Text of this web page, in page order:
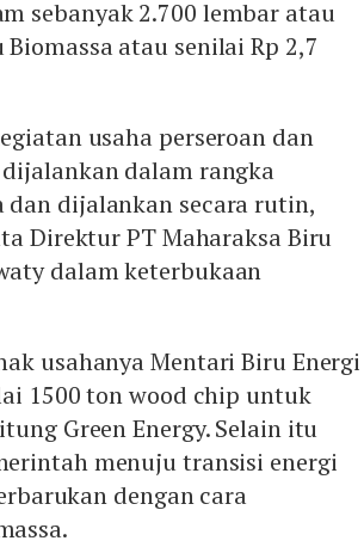
sebanyak 2.700 lembar atau
atau senilai Rp 2,7
usaha perseroan dan
dalam rangka
dan dijalankan secara rutin,
Direktur PT Maharaksa Biru
dalam keterbukaan
usahanya Mentari Biru Energi
1500 ton wood chip untuk
Green Energy. Selain itu
menuju transisi energi
dengan cara